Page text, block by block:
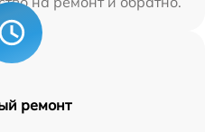
ремонт